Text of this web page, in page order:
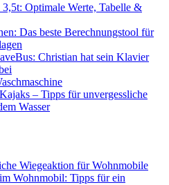
Optimale Werte, Tabelle &
Das beste Berechnungstool für
Christian hat sein Klavier
– Tipps für unvergessliche
Wasser
Wiegeaktion für Wohnmobile
Wohnmobil: Tipps für ein